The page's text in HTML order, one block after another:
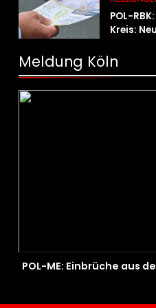
POL-
Kreis:
Meldung Köln
POL-ME: Einbrüche aus